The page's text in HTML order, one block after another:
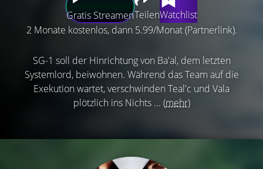
Gratis StreamenTeilenWatchlist
2 Monate kostenlos, dann 5.99/Monat (Partnerlink).
SG-1 soll der Hinrichtung von Ba'al, dem letzten
Systemlord, beiwohnen. Während das Team auf die
Exekution wartet, verschwinden Teal'c und Vala
plötzlich ins Nichts ... (mehr)